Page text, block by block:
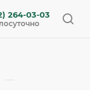
264-03-03
—